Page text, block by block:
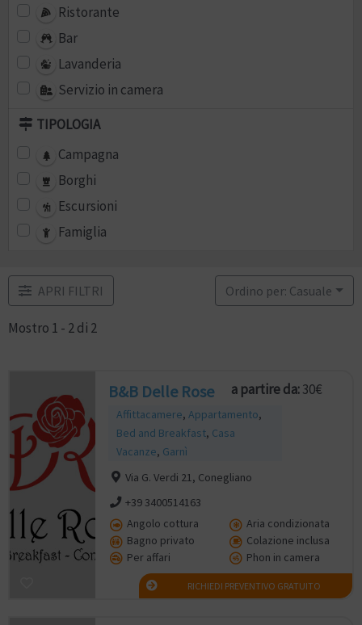
Ristorante
Bar
Lavanderia
Servizio in camera
TIPOLOGIA
Campagna
Borghi
Escursioni
Famiglia
APRI FILTRI
Mostro 1 - 2 di 2
Ordino per: Casuale
B&B Delle Rose
Affittacamere, Appartamento,
Bed and Breakfast, Casa
Vacanze, Garnì
a partire da:30€
Via G. Verdi 21, Conegliano
+39 3400514163
Angolo cottura
Aria condizionata
Bagno privato
Colazione inclusa
Per affari
Phon in camera
RICHIEDI PREVENTIVO GRATUITO